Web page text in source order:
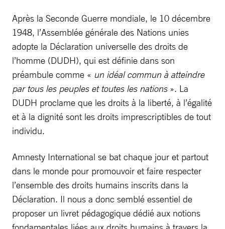
Après la Seconde Guerre mondiale, le 10 décembre
1948, l’Assemblée générale des Nations unies
adopte la Déclaration universelle des droits de
l’homme (DUDH), qui est définie dans son
préambule comme « un idéal commun à atteindre
par tous les peuples et toutes les nations». La
DUDH proclame que les droits à la liberté, à l’égalité
et à la dignité sont les droits imprescriptibles de tout
individu.
Amnesty International se bat chaque jour et partout
dans le monde pour promouvoir et faire respecter
l’ensemble des droits humains inscrits dans la
Déclaration. Il nous a donc semblé essentiel de
proposer un livret pédagogique dédié aux notions